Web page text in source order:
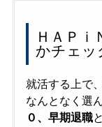
ＨＡＰ
かチェッ
就活する上で、
なんとなく選
０、早期退職